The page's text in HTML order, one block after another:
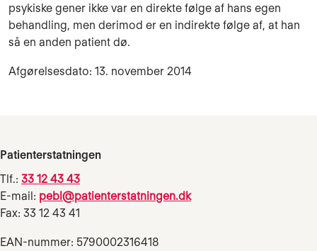
psykiske gener ikke var en direkte følge af hans egen
behandling, men derimod er en indirekte følge af, at han
så en anden patient dø.
Afgørelsesdato: 13. november 2014
Patienterstatningen
Tlf.: 33 12 43 43
E-mail: pebl@patienterstatningen.dk
Fax: 33 12 43 41
EAN-nummer: 5790002316418